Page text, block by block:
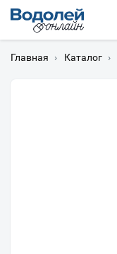
Главная › Каталог ›